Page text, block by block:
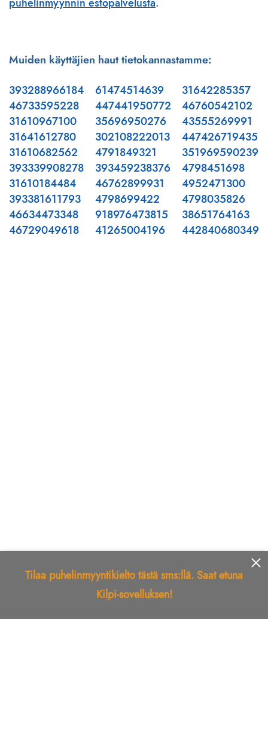
puhelinmyynnin estopalvelusta.
Muiden käyttäjien haut tietokannastamme:
393288966184
46733595228
31610967100
31641612780
31610682562
393339908278
31610184484
393381611793
46634473348
46729049618
61474514639
447441950772
35696950276
302108222013
4791849321
393459238376
46762899931
4798699422
918976473815
41265004196
31642285357
46760542102
43555269991
447426719435
351969590239
4798451698
4952471300
4798035826
38651764163
442840680349
Tilaa puhelinmyyntikielto tästä sms:llä. Saat etuna
Kilpi-sovelluksen!